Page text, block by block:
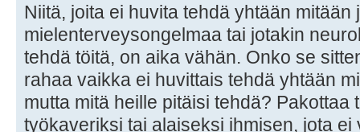
Niitä, joita ei huvita tehdä yhtään mitään
mielenterveysongelmaa tai jotakin
tehdä töitä, on aika vähän. Onko se
rahaa vaikka ei huvittais tehdä yhtään
mutta mitä heille pitäisi tehdä? Pakottaa
työkaveriksi tai alaiseksi ihmisen, jota